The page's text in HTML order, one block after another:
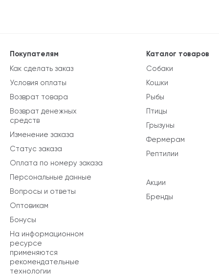
Каталог товаров
Собаки
Кошки
Рыбы
Птицы
Грызуны
Фермерам
Рептилии
Акции
Бренды
Покупателям
Как сделать заказ
Условия оплаты
Возврат товара
Возврат денежных
средств
Изменение заказа
Статус заказа
Оплата по номеру заказа
Персональные данные
Вопросы и ответы
Оптовикам
Бонусы
На информационном
ресурсе
применяются
рекомендательные
технологии